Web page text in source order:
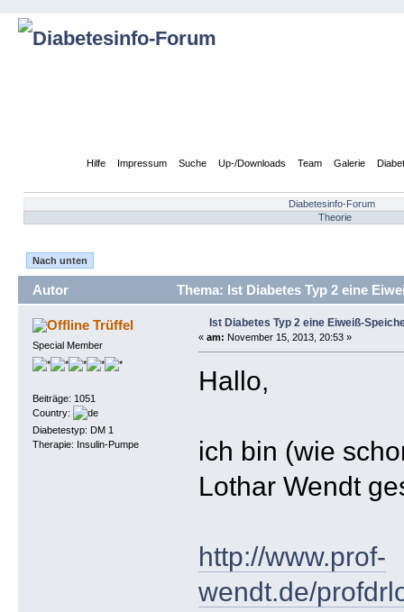
Hilfe Impressum Suche Up-/Downloads Team Galerie
Diabetesinfo-Forum
Theorie
Nach unten
Autor Thema: Ist Diabetes Typ 2 eine
Trüffel
Special Member
Beiträge: 1051
Country:
Diabetestyp: DM 1
Therapie: Insulin-Pumpe
Ist Diabetes Typ 2 eine Eiweiß-
« am: November 15, 2013, 20:53 »
Hallo,
ich bin (wie
Lothar Wendt
http://www.prof-
wendt.de/